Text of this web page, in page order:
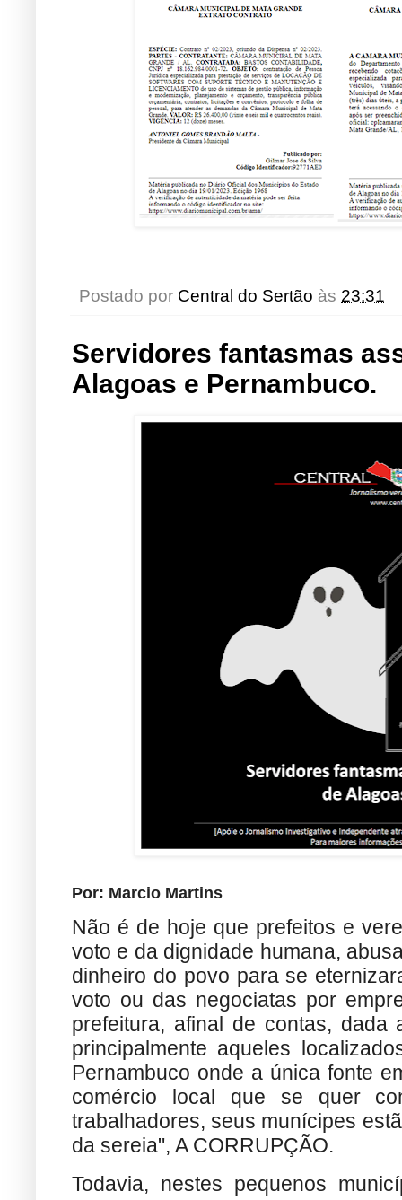
Postado por Central do Sertão às 23:31
Servidores fantasmas
Alagoas e Pernambuco.
Por: Marcio Martins
Não é de hoje que prefeitos e
voto e da dignidade humana,
dinheiro do povo para se
voto ou das negociatas por
prefeitura, afinal de contas, dada
principalmente aqueles
Pernambuco onde a única fonte
comércio local que se quer
trabalhadores, seus munícipes
da sereia", A CORRUPÇÃO.
Todavia, nestes pequenos